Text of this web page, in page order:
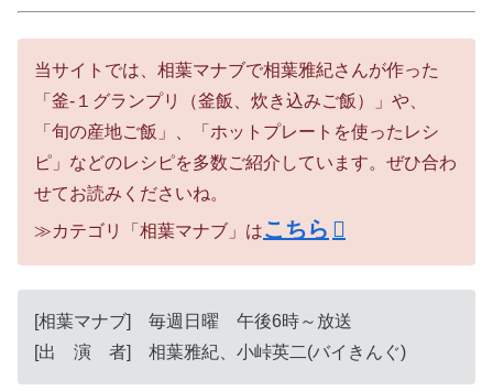
当サイトでは、相葉マナブで相葉雅紀さんが作った
「釜-１グランプリ（釜飯、炊き込みご飯）」や、
「旬の産地ご飯」、「ホットプレートを使ったレシ
ピ」などのレシピを多数ご紹介しています。ぜひ合わ
せてお読みくださいね。
≫カテゴリ「相葉マナブ」はこちら
[相葉マナブ] 毎週日曜 午後6時～放送
[出 演 者] 相葉雅紀、小峠英二(バイきんぐ)